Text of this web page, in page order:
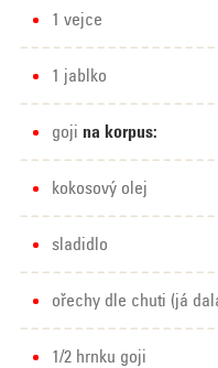
1 vejce
1 jablko
goji na korpus:
kokosový olej
sladidlo
ořechy dle chuti (já
1/2 hrnku goji